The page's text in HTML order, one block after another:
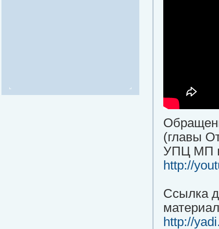
(главы
УПЦ МП
http://
Ссылка
http://